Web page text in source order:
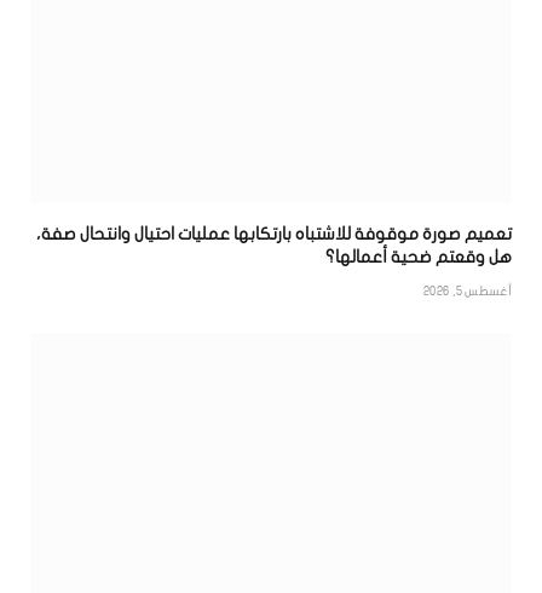
تعميم صورة موقوفة للاشتباه بارتكابها عمليات احتيال وانتحال صفة،
هل وقعتم ضحية أعمالها؟
أغسطس 5, 2026